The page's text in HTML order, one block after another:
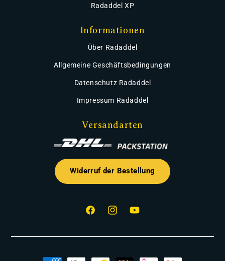
Radaddel XP
Informationen
Über Radaddel
Allgemeine Geschäftsbedingungen
Datenschutz Radaddel
Impressum Radaddel
Versandarten
Widerruf der Bestellung
FacebookInstagramYouTube
Zahlungsmethoden